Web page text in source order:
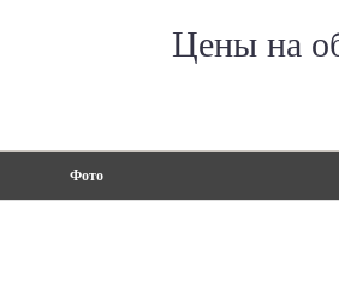
Цены на
Фото